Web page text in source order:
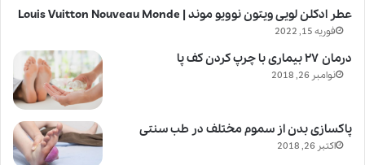
عطر ادکلن لویی ویتون نوویو موند | Louis Vuitton Nouveau Monde
فوریه 15, 2022
درمان ۲۷ بیماری با چرپ کردن کف پا
نوامبر 26, 2018
پاکسازی بدن از سموم مختلف در طب سنتی
اکتبر 26, 2018